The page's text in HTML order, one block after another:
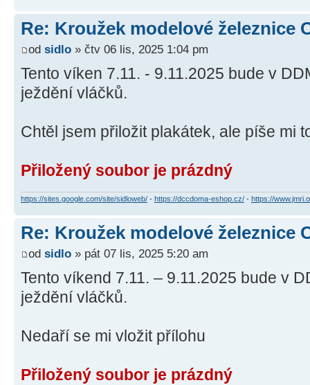
Re: Kroužek modelové železnice
od sidlo » čtv 06 lis, 2025 1:04 pm
Tento víken 7.11. - 9.11.2025 bude v
ježdění vláčků.
Chtěl jsem přiložit plakátek, ale píše mi
Přiložený soubor je prázdný
https://sites.google.com/site/sidloweb/ - https://dccdoma-eshop.cz/ - https://
Re: Kroužek modelové železnice
od sidlo » pát 07 lis, 2025 5:20 am
Tento víkend 7.11. – 9.11.2025 bude v
ježdění vláčků.
Nedaří se mi vložit přílohu
Přiložený soubor je prázdný